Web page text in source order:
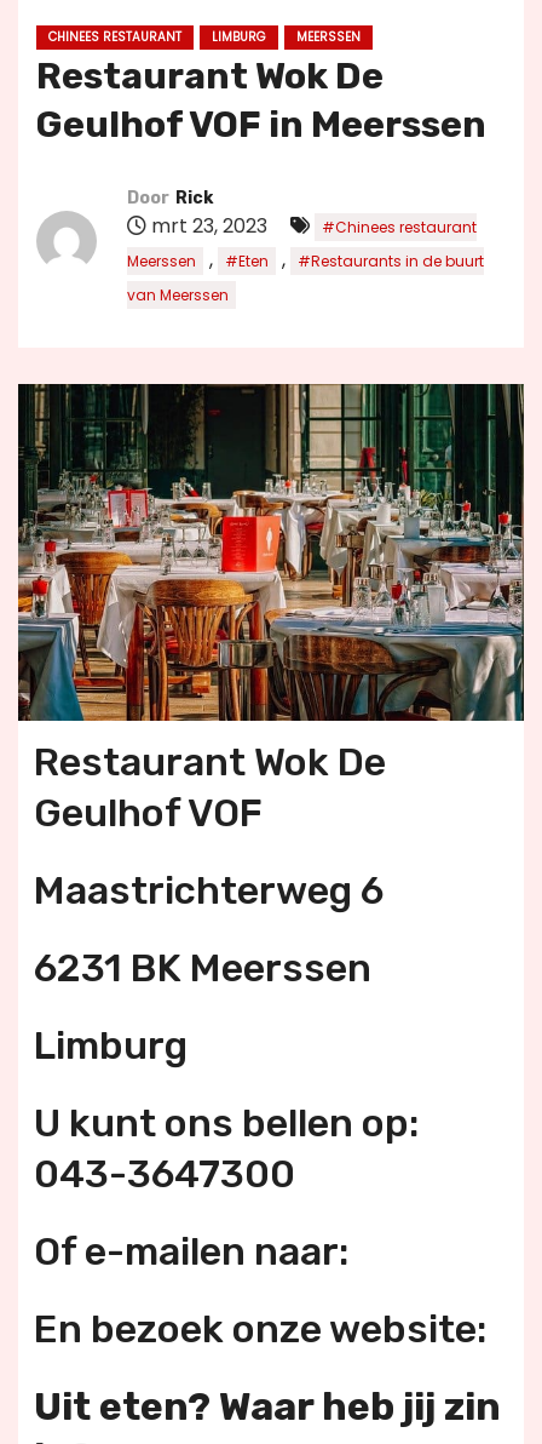
CHINEES RESTAURANT LIMBURG MEERSSEN
Restaurant Wok De
Geulhof VOF in Meerssen
Door Rick
mrt 23, 2023
#Chinees restaurant
Meerssen
, #Eten ,
#Restaurants in de buurt
van Meerssen
Restaurant Wok De
Geulhof VOF
Maastrichterweg 6
6231 BK Meerssen
Limburg
U kunt ons bellen op:
043-3647300
Of e-mailen naar:
En bezoek onze website:
Uit eten? Waar heb jij zin